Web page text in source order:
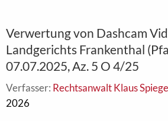
Verwertung von Dashcam
Landgerichts Frankenthal
07.07.2025, Az. 5 O 4/25
Verfasser: Rechtsanwalt Klaus
2026